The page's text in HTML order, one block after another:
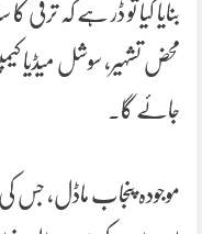
بنایا گیا تو ڈر ہے کہ
جائے گا۔
موجودہ پنجاب ماڈل، جس